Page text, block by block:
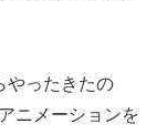
やったきたの
ニメーションを